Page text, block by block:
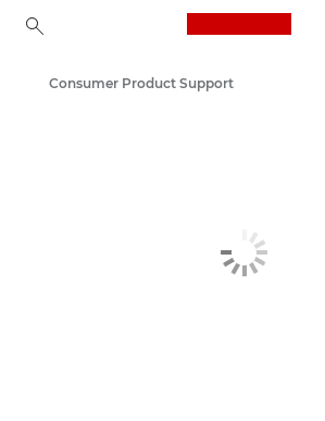
Consumer Product Support